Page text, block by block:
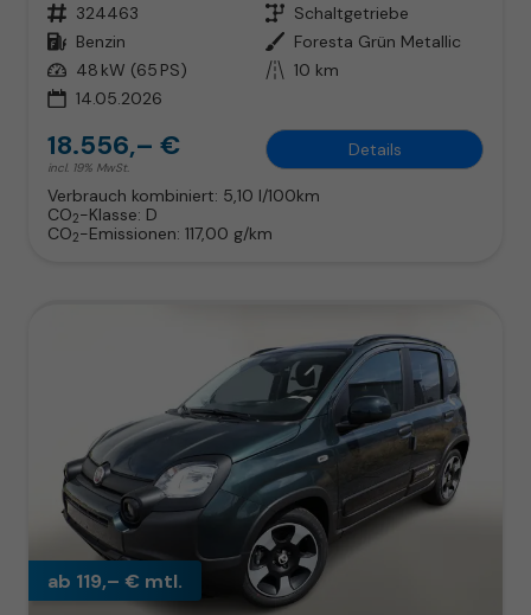
Fahrzeugnr. 324463 Getriebe Schaltgetriebe
Kraftstoff Benzin Außenfarbe Foresta Grün Metallic
Leistung 48 kW (65 PS) Kilometerstand 10 km
14.05.2026
18.556,– €
incl. 19% MwSt.
Details
Verbrauch kombiniert: 5,10 l/100km
CO2-Klasse: D
CO2-Emissionen: 117,00 g/km
ab 119,– € mtl.